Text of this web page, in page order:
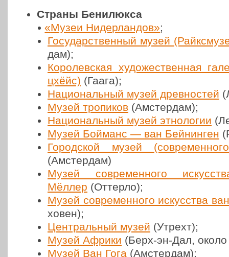
Страны Бени­люк­са
«Музеи Нидер­лан­дов»;
Госу­дар­ствен­ный музей
дам);
Коро­лев­ская худо­же­ствен­ная
цхёйс) (Гаага);
Наци­о­наль­ный музей древ­но­стей
Музей тро­пи­ков (Амстер­дам);
Наци­о­наль­ный музей этно­ло­гии
Музей Бойманс — ван Бей­нин­ген
Город­ской музей
(Амстер­дам)
Музей совре­мен­но­го
Мёллер (Оттерло);
Музей совре­мен­но­го искус­ства
хо­вен);
Цен­траль­ный музей (Утрехт);
Музей Африки (Берх-эн-Дал,
Музей Ван Гога (Амстер­дам);